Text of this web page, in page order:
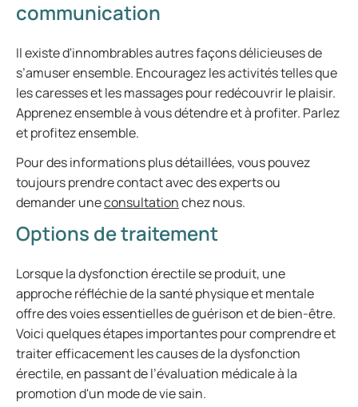
communication
Il existe d'innombrables autres façons délicieuses de
s’amuser ensemble. Encouragez les activités telles que
les caresses et les massages pour redécouvrir le plaisir.
Apprenez ensemble à vous détendre et à profiter. Parlez
et profitez ensemble.
Pour des informations plus détaillées, vous pouvez
toujours prendre contact avec des experts ou
demander uneconsultationchez nous.
Options de traitement
Lorsque la dysfonction érectile se produit, une
approche réfléchie de la santé physique et mentale
offre des voies essentielles de guérison et de bien-être.
Voici quelques étapes importantes pour comprendre et
traiter efficacement les causes de la dysfonction
érectile, en passant de l’évaluation médicale à la
promotion d'un mode de vie sain.